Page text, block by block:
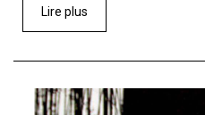
Lire plus